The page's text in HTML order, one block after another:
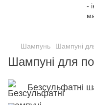
Шампунь Шампуні
Шампуні для
Безсульфатні